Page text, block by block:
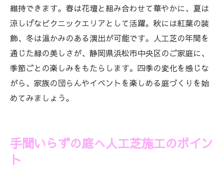
維持できます。春は花壇と組み合わせて華やかに、夏は
涼しげなピクニックエリアとして活躍。秋には紅葉の装
飾、冬は温かみのある演出が可能です。人工芝の年間を
通じた緑の美しさが、静岡県浜松市中央区のご家庭に、
季節ごとの楽しみをもたらします。四季の変化を感じな
がら、家族の団らんやイベントを楽しめる庭づくりを始
めてみましょう。
手間いらずの庭へ人工芝施工のポイン
ト